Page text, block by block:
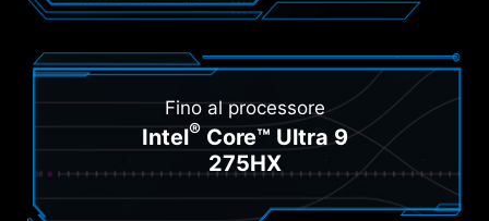
Fino al processore
Intel®Core™ Ultra 9
275HX